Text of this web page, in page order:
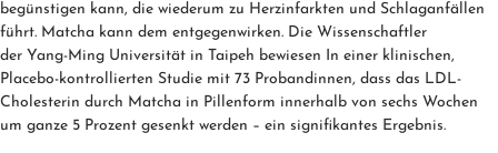
begünstigen kann, die wiederum zu Herzinfarkten und Schlaganfällen
führt. Matcha kann dem entgegenwirken. Die Wissenschaftler
der Yang-Ming Universität in Taipeh bewiesen In einer klinischen,
Placebo-kontrollierten Studie mit 73 Probandinnen, dass das LDL-
Cholesterin durch Matcha in Pillenform innerhalb von sechs Wochen
um ganze 5 Prozent gesenkt werden – ein signifikantes Ergebnis.